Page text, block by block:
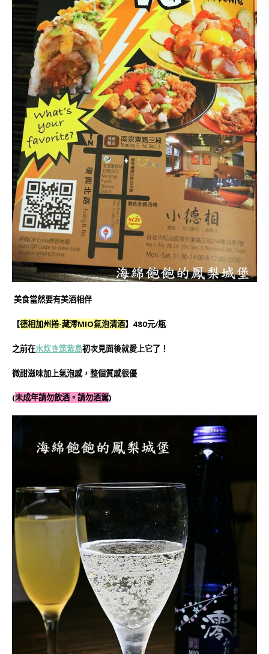
美食當然要有美酒相伴
【德相加州捲-藏澪MIO氣泡清酒】480元/瓶
之前在水炊き筑紫島初次見面後就愛上它了！
微甜滋味加上氣泡感，整個質感很優
(未成年請勿飲酒。請勿酒駕)